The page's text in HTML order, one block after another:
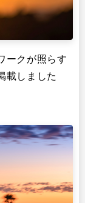
ークが照らす
載しました